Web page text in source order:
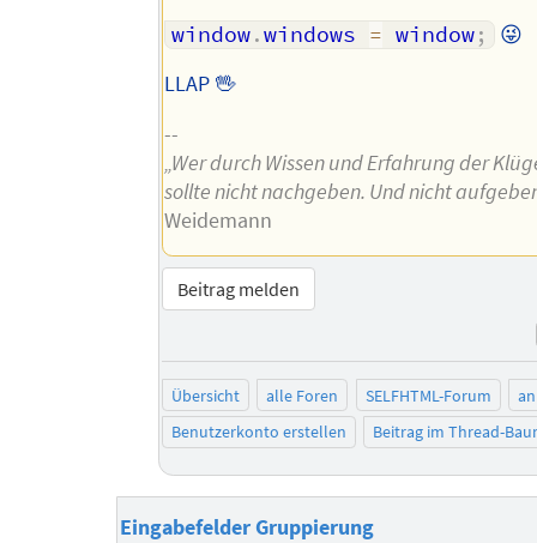
window.windows = window;
😜
LLAP 🖖
--
„Wer durch Wissen und Erfahrung der
sollte nicht nachgeben. Und nicht
Weidemann
Beitrag melden
Übersicht alle Foren SELFHTML-Forum
Benutzerkonto erstellen
Beitrag im Thread-
Eingabefelder Gruppierung